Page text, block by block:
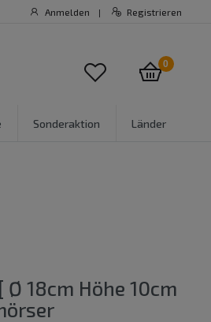
Anmelden | Registrieren
0
Sonderaktion Länder
18cm Höhe 10cm